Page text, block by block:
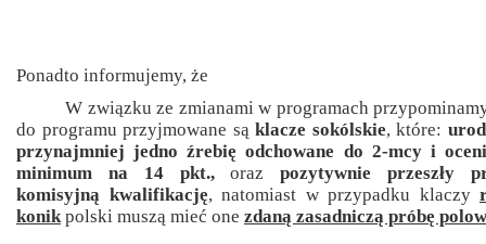
Ponadto informujemy, że
W związku ze zmianami w programach
do programu przyjmowane sąklacze sokólskie, które:
przynajmniej jedno źrebię odchowane do 2-mcy i
minimum na 14 pkt.,orazpozytywnie przeszły
komisyjną kwalifikację, natomiast w przypadku klaczy
konikpolski muszą mieć one zdaną zasadniczą próbę